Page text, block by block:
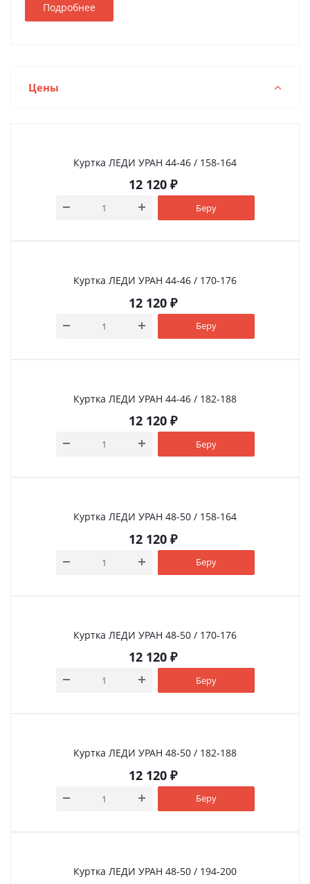
Подробнее
Цены
Куртка ЛЕДИ УРАН 44-46 / 158-164
12 120₽
Беру
Куртка ЛЕДИ УРАН 44-46 / 170-176
12 120₽
Беру
Куртка ЛЕДИ УРАН 44-46 / 182-188
12 120₽
Беру
Куртка ЛЕДИ УРАН 48-50 / 158-164
12 120₽
Беру
Куртка ЛЕДИ УРАН 48-50 / 170-176
12 120₽
Беру
Куртка ЛЕДИ УРАН 48-50 / 182-188
12 120₽
Беру
Куртка ЛЕДИ УРАН 48-50 / 194-200